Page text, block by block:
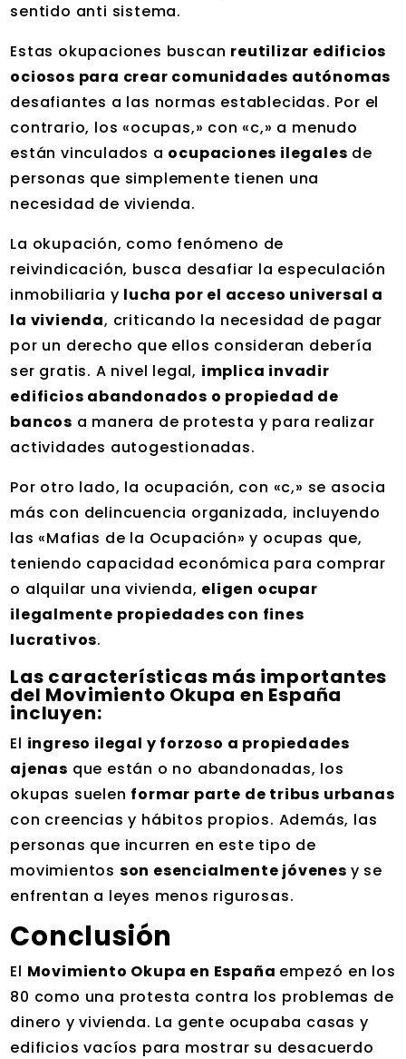
sentido anti sistema.
Estas okupaciones buscan reutilizar edificios
ociosos para crear comunidades autónomas
desafiantes a las normas establecidas. Por el
contrario, los «ocupas,» con «c,» a menudo
están vinculados a ocupaciones ilegales de
personas que simplemente tienen una
necesidad de vivienda.
La okupación, como fenómeno de
reivindicación, busca desafiar la especulación
inmobiliaria y lucha por el acceso universal a
la vivienda, criticando la necesidad de pagar
por un derecho que ellos consideran debería
ser gratis. A nivel legal, implica invadir
edificios abandonados o propiedad de
bancos a manera de protesta y para realizar
actividades autogestionadas.
Por otro lado, la ocupación, con «c,» se asocia
más con delincuencia organizada, incluyendo
las «Mafias de la Ocupación» y ocupas que,
teniendo capacidad económica para comprar
o alquilar una vivienda, eligen ocupar
ilegalmente propiedades con fines
lucrativos.
Las características más importantes
del Movimiento Okupa en España
incluyen:
El ingreso ilegal y forzoso a propiedades
ajenas que están o no abandonadas, los
okupas suelen formar parte de tribus urbanas
con creencias y hábitos propios. Además, las
personas que incurren en este tipo de
movimientos son esencialmente jóvenes y se
enfrentan a leyes menos rigurosas.
Conclusión
El Movimiento Okupa en España empezó en los
80 como una protesta contra los problemas de
dinero y vivienda. La gente ocupaba casas y
edificios vacíos para mostrar su desacuerdo